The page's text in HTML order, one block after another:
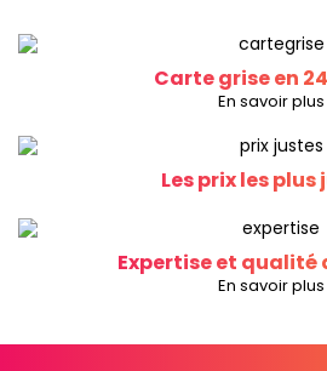
Carte grise en
En savoir plus
Les prix les plus
Expertise et qualité
En savoir plus